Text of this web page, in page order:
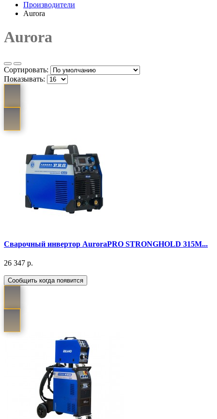
Производители
Aurora
Aurora
Сортировать:
Показывать:
Cварочный инвертор AuroraPRO STRONGHOLD 315M...
26 347 р.
Сообщить когда появится